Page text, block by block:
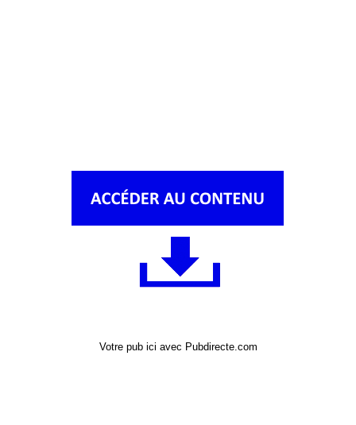
Votre pub ici avec Pubdirecte.com